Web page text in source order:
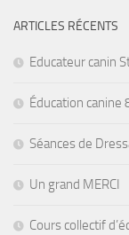
ARTICLES RÉCENTS
Educateur canin
Éducation canine
Séances de
Un grand MERCI
Cours collectif